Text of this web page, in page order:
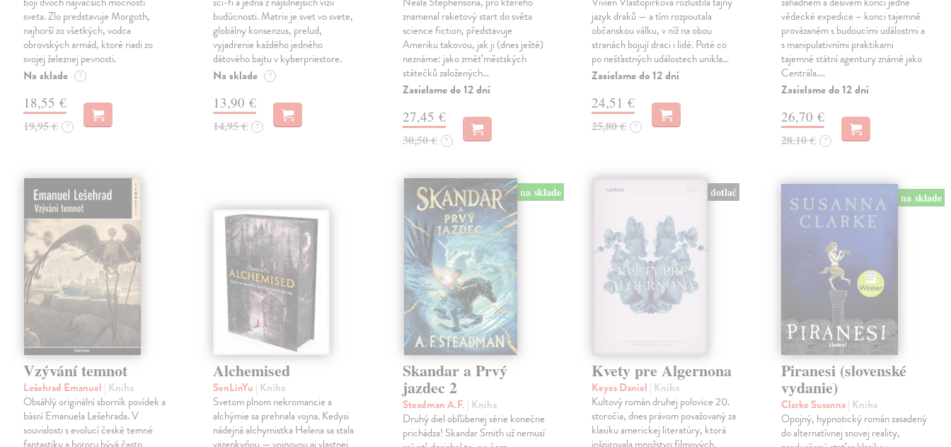
sveta. Zlo predstavuje Morgoth,
najhorší zo všetkých, vodca
obrovských armád, ktoré riadi zo
svojej železnej pevnosti.
Na sklade ?
18,55 €
19,95 € ?
budúcnosti. Matrix je svet vo svete,
globálny konsenzus, prelud,
vyjadrenie každého jedného
dátového bajtu v kyberpriestore.
Na sklade ?
13,90 €
14,95 € ?
znamenal raketový start do světa
science fiction, představuje
Ameriku takovou, jak ji (dnes ještě)
neznáme: jako změť městských
státečků založených…
Zasielame do 12 dní
27,45 €
30,50 € ?
jazyk draků — a tím rozpoutala
občanskou válku, v níž na obou
stranách bojují draci i lidé. Poté co
po nešťastných událostech unikla…
Zasielame do 12 dní
24,51 €
25,80 € ?
vědecké expedice – konci tajemně
provázaném s budoucími událostmi a
s manipulativními praktikami
tajemné státní agentury známé jako
Centrála.…
Zasielame do 12 dní
26,70 €
28,10 € ?
Vzývání temnot
Lešehrad Emanuel | Kniha
Obsáhlý originální sborník povídek a
básní Emanuela Lešehrada. V
souvislosti s evolucí české temné
Alchemised
SenLinYu | Kniha
Svetom plnom nekromancie a
alchýmie sa prehnala vojna. Kedysi
nádejná alchymistka Helena sa stala
na sklade
Skandar a Prvý
jazdec 2
Steadman A.F. | Kniha
Druhý diel obľúbenej série konečne
prichádza! Skandar Smith už nemusí
dotlač
Kvety pre Algernona
Keyes Daniel | Kniha
Kultový román druhej polovice 20.
storočia, dnes právom považovaný za
klasiku americkej literatúry, ktorá
na sklade
Piranesi (slovenské
vydanie)
Clarke Susanna| Kniha
Opojný, hypnotický román zasadený
do alternatívnej snovej reality,